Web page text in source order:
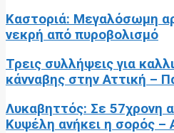
Καστοριά: Μεγαλόσωμη
νεκρή από πυροβολισμό
Τρεις συλλήψεις για
κάνναβης στην Αττική –
Λυκαβηττός: Σε 57χρονη
Κυψέλη ανήκει η σορός –